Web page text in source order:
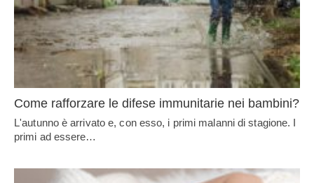
Come rafforzare le difese immunitarie nei bambini?
L'autunno è arrivato e, con esso, i primi malanni di stagione. I
primi ad essere…